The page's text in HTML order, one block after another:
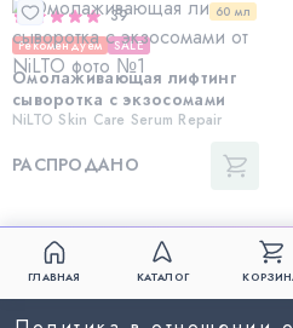
60 мл
39
Рекомендуем SALE
Омолаживающая лифтинг
сыворотка c экзосомами
NiLTO Skin Care Serum Repair
РАСПРОДАНО
ГЛАВНАЯ КАТАЛОГ